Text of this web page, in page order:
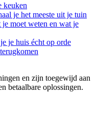
keuken
je het meeste uit je tuin
moet weten en wat je
je huis écht op orde
en zijn toegewijd aan
betaalbare oplossingen.